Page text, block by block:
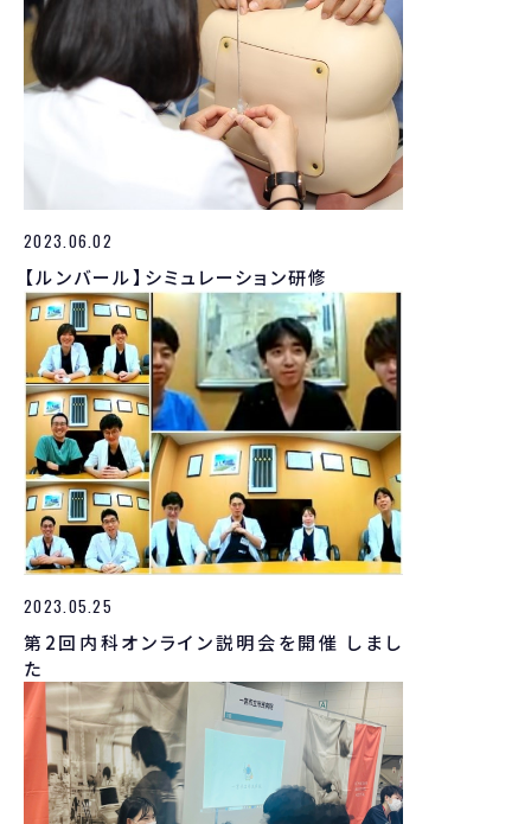
2023.06.02
【ルンバール】シミュレーション研修
2023.05.25
第2回内科オンライン説明会を開催 しまし
た